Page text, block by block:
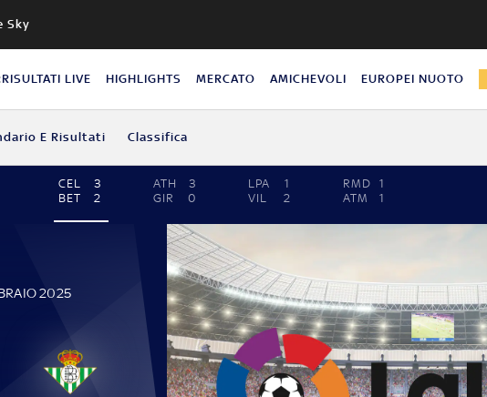
Sky
RISULTATI LIVE HIGHLIGHTS MERCATO AMICHEVOLI EUROPEI NUOTO
E Risultati Classifica
CEL
3
BET
2
ATH
3
GIR
0
LPA
1
VIL
2
RMD
1
ATM
1
2025